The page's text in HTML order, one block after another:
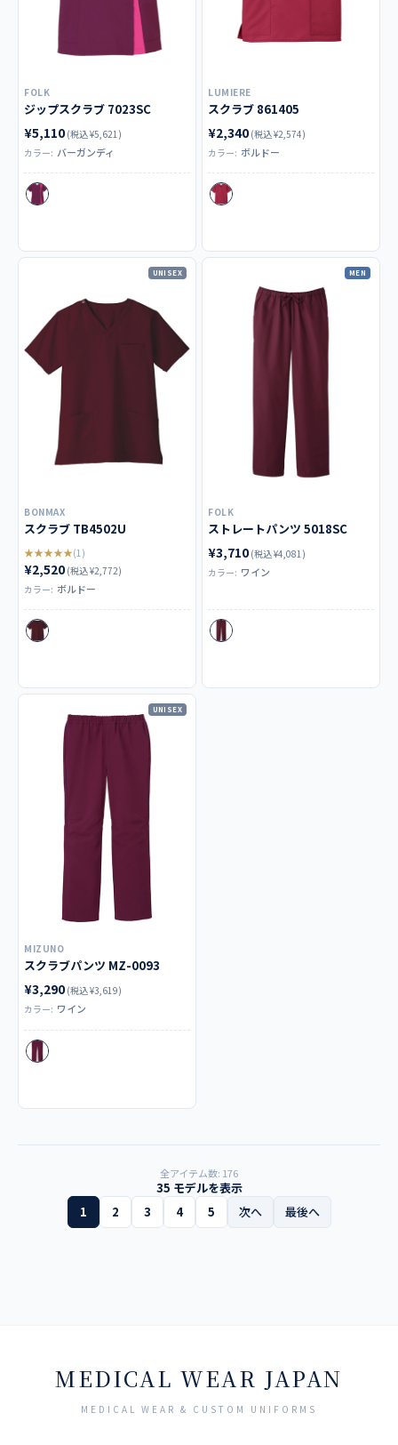
FOLK
ジップスクラブ 7023SC
¥5,110 (税込 ¥5,621)
カラー: バーガンディ
LUMIERE
スクラブ 861405
¥2,340 (税込 ¥2,574)
カラー: ボルドー
UNISEX
BONMAX
スクラブ TB4502U
★★★★★(1)
¥2,520 (税込 ¥2,772)
カラー: ボルドー
MEN
FOLK
ストレートパンツ 5018SC
¥3,710 (税込 ¥4,081)
カラー: ワイン
UNISEX
MIZUNO
スクラブパンツ MZ-0093
¥3,290 (税込 ¥3,619)
カラー: ワイン
全アイテム数: 176
35 モデルを表示
1
2 3 4 5 次へ 最後へ
MEDICAL WEAR JAPAN
MEDICAL WEAR & CUSTOM UNIFORMS